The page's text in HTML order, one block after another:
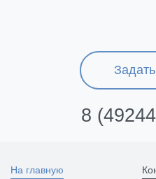
8
На главную